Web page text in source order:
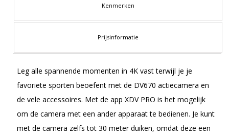
Kenmerken
Prijsinformatie
Leg alle spannende momenten in 4K vast terwijl je je
favoriete sporten beoefent met de DV670 actiecamera en
de vele accessoires. Met de app XDV PRO is het mogelijk
om de camera met een ander apparaat te bedienen. Je kunt
met de camera zelfs tot 30 meter duiken, omdat deze een